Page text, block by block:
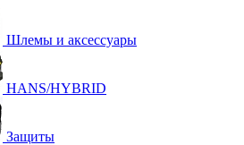
Шлемы и аксессуары
HANS/HYBRID
Защиты